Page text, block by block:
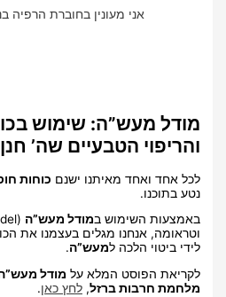
אני מעונין בחוברת הרפיה
מודל מעש”ה: שימוש
והריפוי הטבעיים שה’
לכל אחד ואחד מאיתנו ישנם כוחות
נטע בתוכנו.
באמצעות השימוש במודל מעש”ה
וטראומה, אנחנו מגלים בעצמנו את
לידי ביטוי הלכה למעש”ה.
לקריאת הפוסט המלא על מודל
מלחמת חרבות ברזל,לחץ כאן.